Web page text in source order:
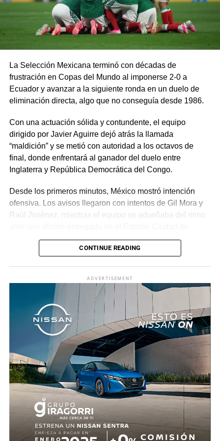
La Selección Mexicana terminó con décadas de
frustración en Copas del Mundo al imponerse 2-0 a
Ecuador y avanzar a la siguiente ronda en un duelo de
eliminación directa, algo que no conseguía desde 1986.
Con una actuación sólida y contundente, el equipo
dirigido por Javier Aguirre dejó atrás la llamada
“maldición” y se metió con autoridad a los octavos de
final, donde enfrentará al ganador del duelo entre
Inglaterra y República Democrática del Congo.
Desde los primeros minutos, México mostró intención
ofensiva. Los avisos llegaron con intentos de Gil Mora y
Raúl Jiménez, mientras el equipo se adueñaba del ritmo
Roberto “Piojo” Alvarado asistió a Julián Quiñones, quien
definió con categoría dentro del área para abrir el
marcador.
El dominio mexicano se mantuvo y no tardó en reflejarse
nuevamente. Al 31’, una recuperación en zona alta
permitió a Quiñones devolverle el balón a Raúl Jiménez,
quien sacó un potente disparo al ángulo para firmar el 2-
0.
Antes del descanso, el arquero Luis Ángel “Tala” Rangel
evitó el descuento con una gran atajada, manteniendo la
ventaja para el conjunto tricolor.
CONTINUE READING
ADVERTISEMENT